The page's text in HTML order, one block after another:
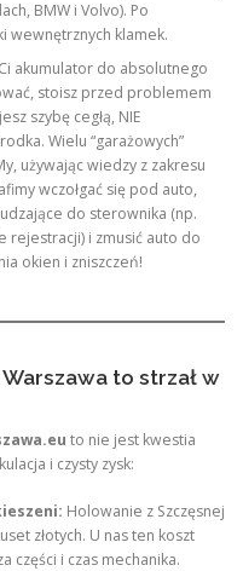
BMW i Volvo). Po
wewnętrznych klamek.
akumulator do absolutnego
stoisz przed problemem
szybę cegłą, NIE
Wielu “garażowych”
używając wiedzy z zakresu
wczołgać się pod auto,
do sterownika (np.
rejestracji) i zmusić auto do
okien i zniszczeń!
to strzał w
to nie jest kwestia
i czysty zysk:
Holowanie z Szczęsnej
złotych. U nas ten koszt
części i czas mechanika.